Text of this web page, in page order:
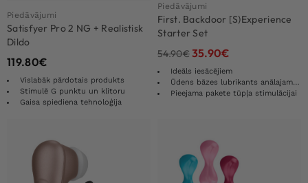
Piedāvājumi
Satisfyer Pro 2 NG + Realistisk
Dildo
119.80€
Vislabāk pārdotais produkts
Stimulē G punktu un klitoru
Gaisa spiediena tehnoloģija
Piedāvājumi
First. Backdoor [S)Experience
Starter Set
54.90€35.90€
Ideāls iesācējiem
Ūdens bāzes lubrikants anālajam seksam
Pieejama pakete tūpļa stimulācijai